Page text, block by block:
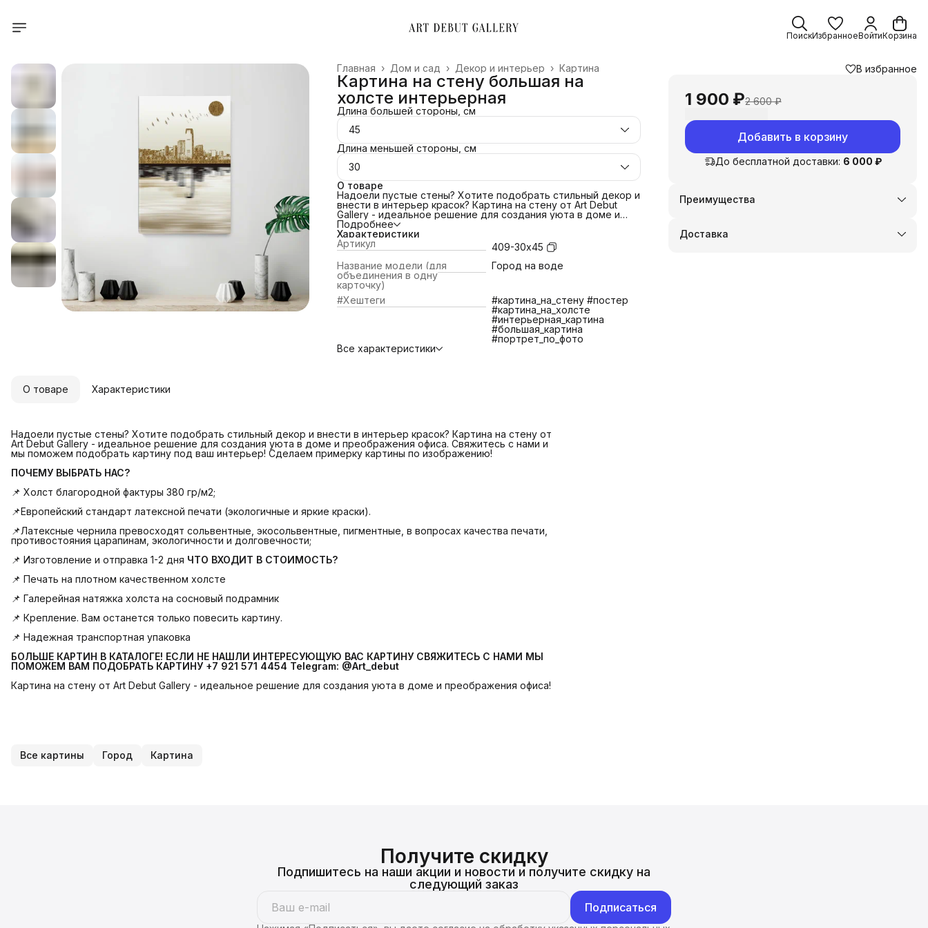
ПоискИзбранноеВойтиКорзина
Картина
Декор и интерьер ›
Дом и сад ›
Главная ›
Картина на стену большая на
холсте интерьерная
Длина большей стороны, см
45
Длина меньшей стороны, см
30
О товаре
Надоели пустые стены? Хотите подобрать стильный декор и
внести в интерьер красок? Картина на стену от Art Debut
Gallery - идеальное решение для создания уюта в доме и
преображения офиса. Свяжитесь с нами и мы поможем
подобрать картину под ваш интерьер! Сделаем примерку
картины по изображению!
ПОЧЕМУ ВЫБРАТЬ НАС?
📌 Холст благородной фактуры 380 гр/м2;
📌Европейский стандарт латексной печати (экологичные и
яркие краски).
📌Латексные чернила превосходят сольвентные,
экосольвентные, пигментные, в вопросах качества печати,
противостояния царапинам, экологичности и долговечности;
📌 Изготовление и отправка 1-2 дняЧТО ВХОДИТ В
📌 Печать на плотном качественном холсте
📌 Галерейная натяжка холста на сосновый подрамник
Подробнее
Характеристики
Артикул
409-30х45
Название модели (для
объединения в одну
карточку)
Город на воде
#Хештеги
#картина_на_стену #постер
#картина_на_холсте
#интерьерная_картина
#большая_картина
#портрет_по_фото
Все характеристики
В избранное
1 900 ₽2 600 ₽
Добавить в корзину
До бесплатной доставки: 6 000 ₽
Преимущества
Оплата частями в Сплит
Удобный возврат
Доставка
О товаре Характеристики
Надоели пустые стены? Хотите подобрать стильный декор и внести в интерьер красок? Картина на стену от
Art Debut Gallery - идеальное решение для создания уюта в доме и преображения офиса. Свяжитесь с нами и
мы поможем подобрать картину под ваш интерьер! Сделаем примерку картины по изображению!
ПОЧЕМУ ВЫБРАТЬ НАС?
📌 Холст благородной фактуры 380 гр/м2;
📌Европейский стандарт латексной печати (экологичные и яркие краски).
📌Латексные чернила превосходят сольвентные, экосольвентные, пигментные, в вопросах качества печати,
противостояния царапинам, экологичности и долговечности;
📌 Изготовление и отправка 1-2 дня ЧТО ВХОДИТ В СТОИМОСТЬ?
📌 Печать на плотном качественном холсте
📌 Галерейная натяжка холста на сосновый подрамник
📌 Крепление. Вам останется только повесить картину.
📌 Надежная транспортная упаковка
БОЛЬШЕ КАРТИН В КАТАЛОГЕ! ЕСЛИ НЕ НАШЛИ ИНТЕРЕСУЮЩУЮ ВАС КАРТИНУ СВЯЖИТЕСЬ С НАМИ МЫ
ПОМОЖЕМ ВАМ ПОДОБРАТЬ КАРТИНУ +7 921 571 4454 Telegram: @Art_debut
Картина на стену от Art Debut Gallery - идеальное решение для создания уюта в доме и преображения офиса!
Все картины Город Картина
Получите скидку
Подпишитесь на наши акции и новости и получите скидку на
следующий заказ
Подписаться